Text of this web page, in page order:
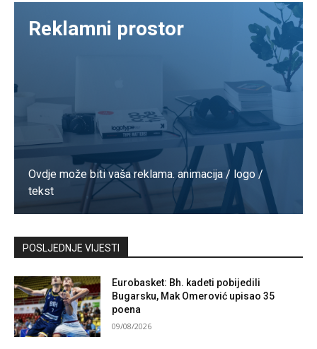
Reklamni prostor
Ovdje može biti vaša reklama. animacija / logo /
tekst
Kontaktirajte nas
POSLJEDNJE VIJESTI
Eurobasket: Bh. kadeti pobijedili
Bugarsku, Mak Omerović upisao 35
poena
09/08/2026